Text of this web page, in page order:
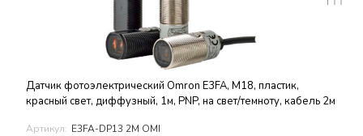
Датчик фотоэлектрический Omron E3FA, M18, пластик,
красный свет, диффузный, 1м, PNP, на свет/темноту, кабель 2м
Артикул: E3FA-DP13 2M OMI